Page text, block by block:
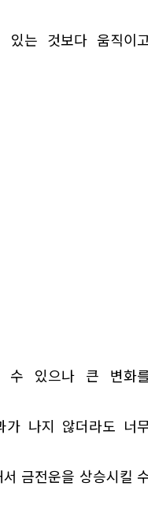
는 것보다 움직이
수 있으나 큰 변화
나지 않더라도 너
금전운을 상승시킬